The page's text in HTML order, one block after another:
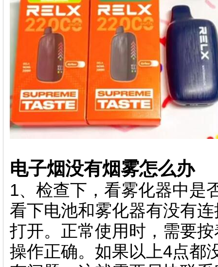
电子烟没有烟雾怎么办
1、检查下，看雾化器中是
看下电池和雾化器有没有
打开。正常使用时，需要
操作正确。如果以上4点都